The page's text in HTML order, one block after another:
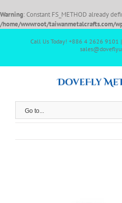
Warning: Constant FS_METHOD already
/home/wwwroot/taiwanmetalcrafts.com/
Call Us Today! +886 4 2626 9101
Go to...